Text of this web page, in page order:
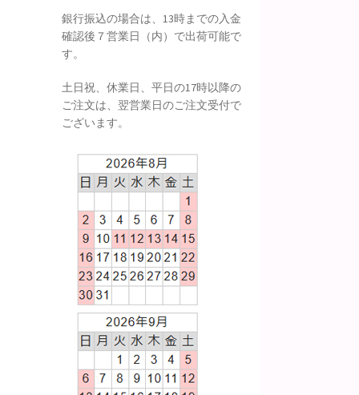
銀行振込の場合は、13時までの入金
確認後７営業日（内）で出荷可能で
す。
土日祝、休業日、平日の17時以降の
ご注文は、翌営業日のご注文受付で
ございます。